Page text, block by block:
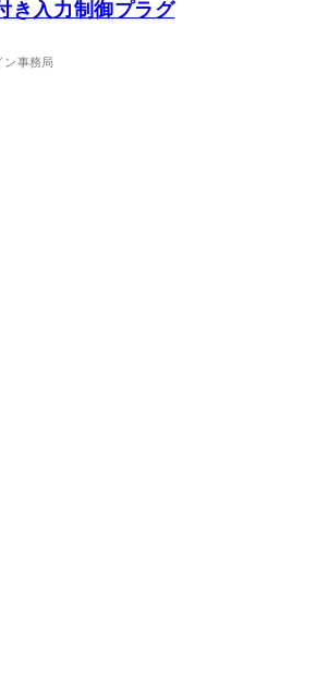
き入力制御プラグ
ン事務局